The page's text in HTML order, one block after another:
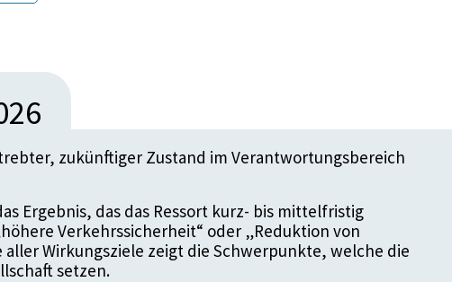
zukünftiger Zustand im Verantwortungsbereich
Ergebnis, das das Ressort kurz- bis mittelfristig
Verkehrssicherheit“ oder „Reduktion von
aller Wirkungsziele zeigt die Schwerpunkte, welche die
setzen.